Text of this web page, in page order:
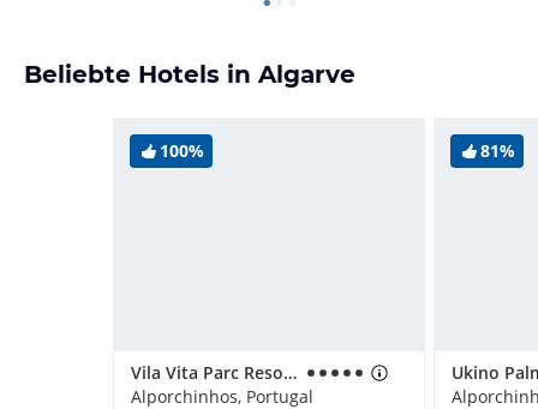
Beliebte Hotels in Algarve
100%
Vila Vita Parc Resort & Spa
Alporchinhos, Portugal
81%